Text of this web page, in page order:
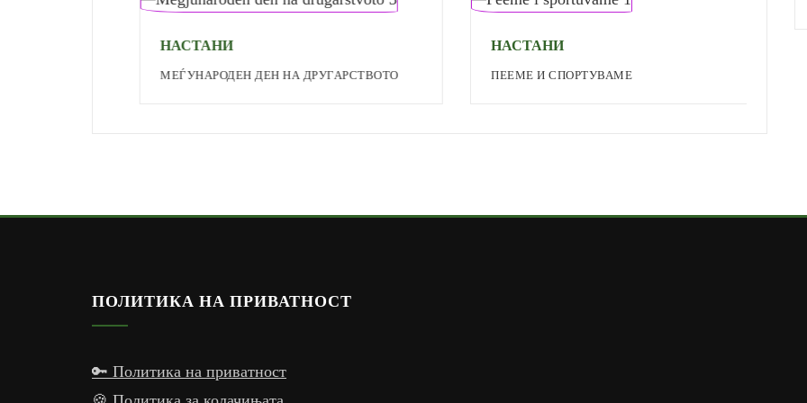
НАСТАНИ
МЕЃУНАРОДЕН ДЕН НА ДРУГАРСТВОТО
НАСТАНИ
ПЕЕМЕ И СПОРТУВАМЕ
ПОЛИТИКА НА ПРИВАТНОСТ
🔑 Политика на приватност